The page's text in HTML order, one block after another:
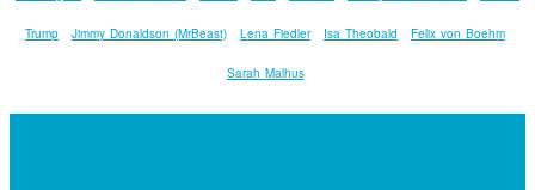
Trump Jimmy Donaldson (MrBeast) Lena Fiedler Isa Theobald Felix von Boehm
Sarah Malhus